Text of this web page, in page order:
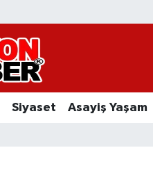
Siyaset Asayiş Yaşam